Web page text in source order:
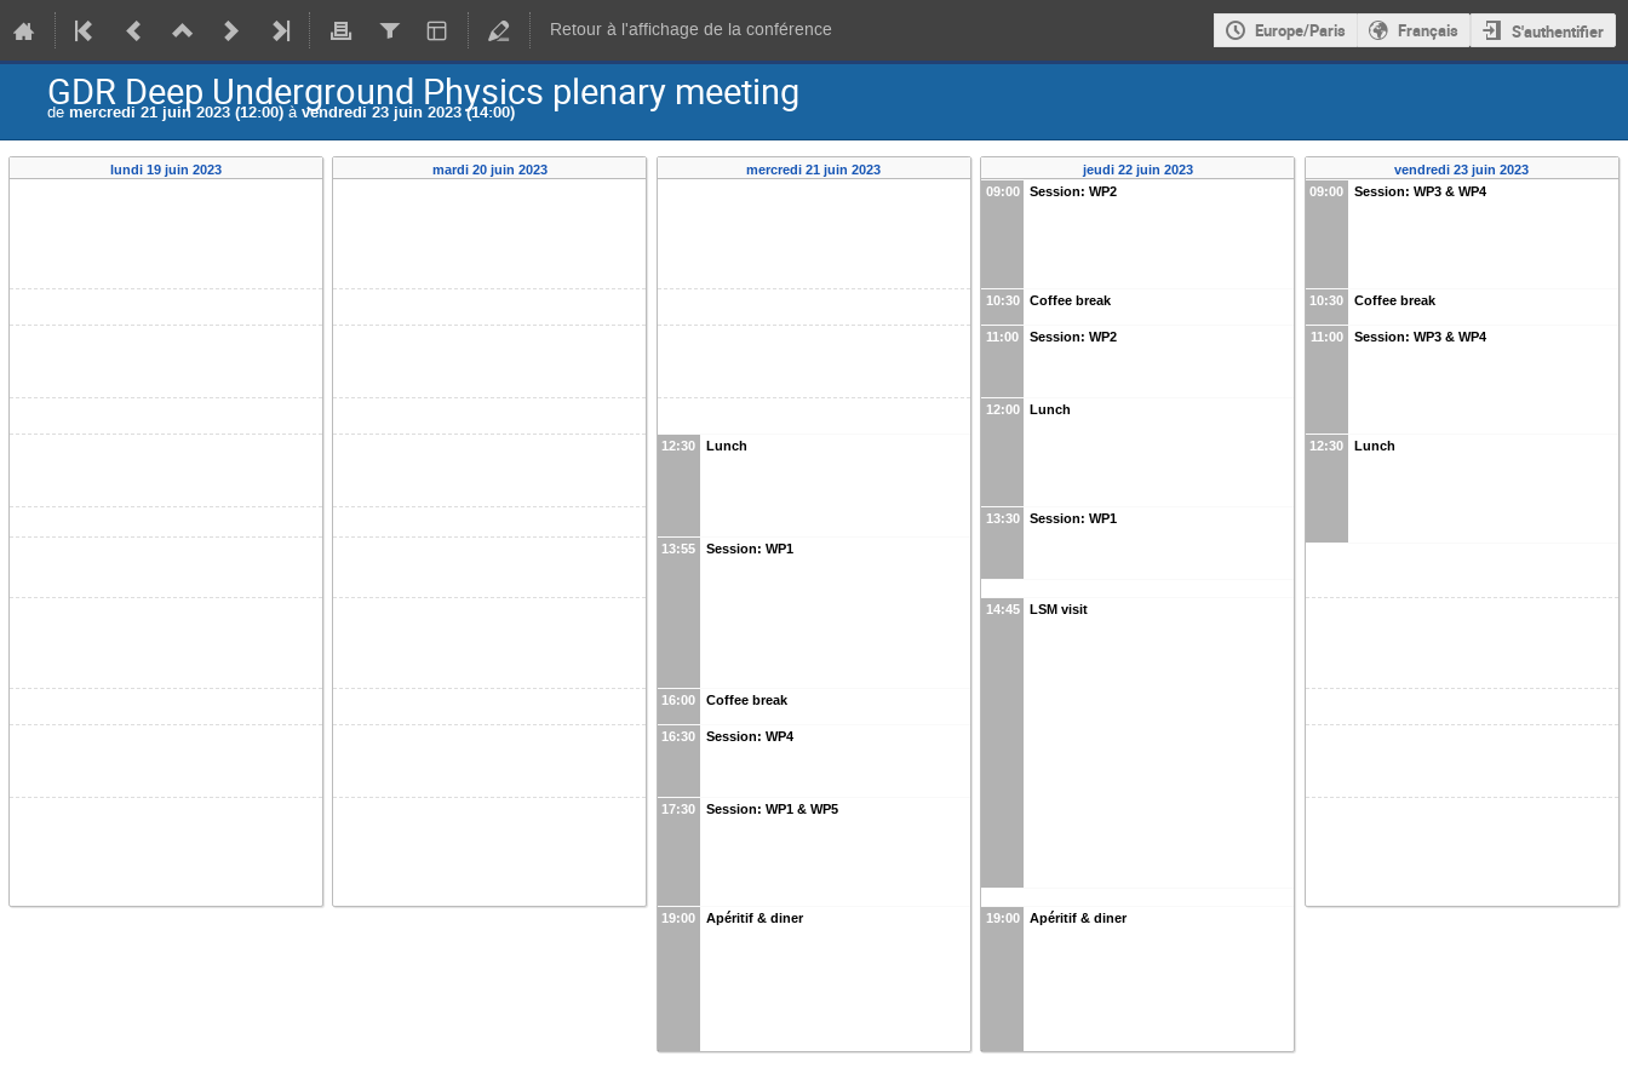
Retour à l'affichage de la conférence Europe/Paris Français S'authentifier
GDR Deep Underground Physics plenary meeting
de mercredi 21 juin 2023 (12:00) àvendredi 23 juin 2023 (14:00)
lundi 19 juin 2023 mardi 20 juin 2023 mercredi 21 juin 2023
12:30 Lunch
13:55 Session: WP1
16:00 Coffee break
16:30 Session: WP4
17:30 Session: WP1 & WP5
19:00 Apéritif & diner
jeudi 22 juin 2023
09:00
Session: WP2
10:30 Coffee break
11:00 Session: WP2
12:00 Lunch
13:30 Session: WP1
14:45 LSM visit
19:00 Apéritif & diner
vendredi 23 juin 2023
09:00
Session: WP3 & WP4
10:30 Coffee break
11:00 Session: WP3 & WP4
12:30 Lunch